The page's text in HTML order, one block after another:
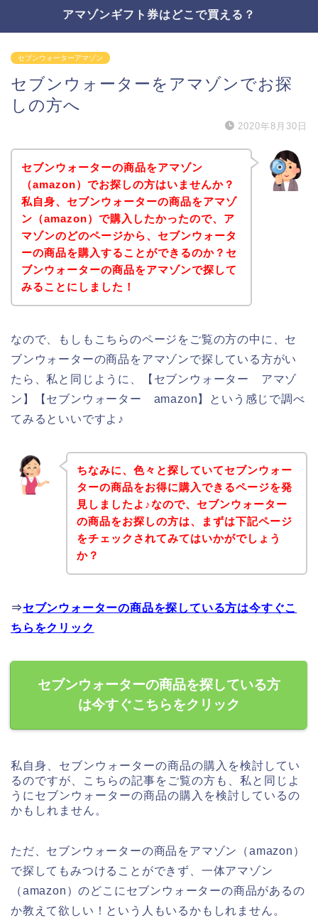
アマゾンギフト券はどこで買える？
セブンウォーターアマゾン
セブンウォーターをアマゾンでお探
しの方へ
2020年8月30日
セブンウォーターの商品をアマゾン
（amazon）でお探しの方はいませんか？
私自身、セブンウォーターの商品をアマゾ
ン（amazon）で購入したかったので、ア
マゾンのどのページから、セブンウォータ
ーの商品を購入することができるのか？セ
ブンウォーターの商品をアマゾンで探して
みることにしました！
なので、もしもこちらのページをご覧の方の中に、セ
ブンウォーターの商品をアマゾンで探している方がい
たら、私と同じように、【セブンウォーター アマゾ
ン】【セブンウォーター amazon】という感じで調べ
てみるといいですよ♪
ちなみに、色々と探していてセブンウォー
ターの商品をお得に購入できるページを発
見しましたよ♪なので、セブンウォーター
の商品をお探しの方は、まずは下記ページ
をチェックされてみてはいかがでしょう
か？
⇒セブンウォーターの商品を探している方は今すぐこ
ちらをクリック
セブンウォーターの商品を探している方
は今すぐこちらをクリック
私自身、セブンウォーターの商品の購入を検討してい
るのですが、こちらの記事をご覧の方も、私と同じよ
うにセブンウォーターの商品の購入を検討しているの
かもしれません。
ただ、セブンウォーターの商品をアマゾン（amazon）
で探してもみつけることができず、一体アマゾン
（amazon）のどこにセブンウォーターの商品があるの
か教えて欲しい！という人もいるかもしれません。